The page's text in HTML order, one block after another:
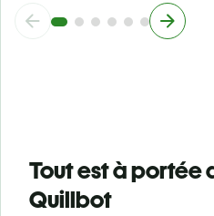
Tout est à portée
Quillbot